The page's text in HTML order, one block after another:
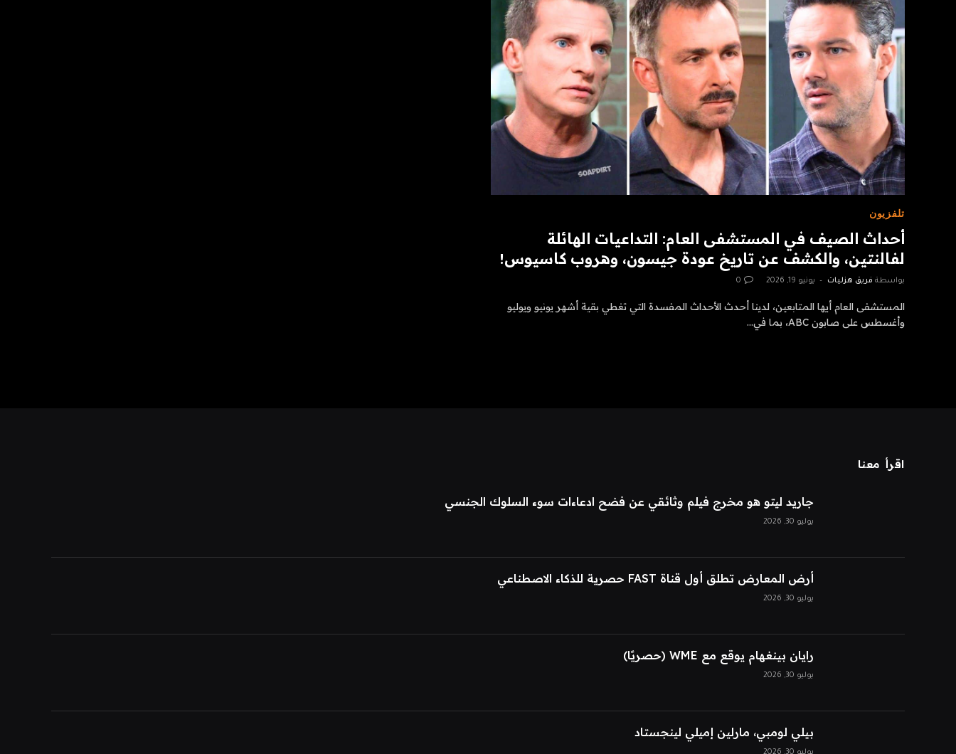
تلفزيون
أحداث الصيف في المستشفى العام: التداعيات الهائلة
لفالنتين، والكشف عن تاريخ عودة جيسون، وهروب كاسيوس!
بواسطة فريق هزليات يونيو 19, 2026 0
المستشفى العام أيها المتابعين، لدينا أحدث الأحداث المفسدة التي تغطي بقية أشهر يونيو ويوليو
وأغسطس على صابون ABC، بما في…
اقرأ معنا
جاريد ليتو هو مخرج فيلم وثائقي عن فضح ادعاءات سوء السلوك الجنسي
يوليو 30, 2026
أرض المعارض تطلق أول قناة FAST حصرية للذكاء الاصطناعي
يوليو 30, 2026
رايان بينغهام يوقع مع WME (حصريًا)
يوليو 30, 2026
بيلي لومبي، مارلين إميلي لينجستاد